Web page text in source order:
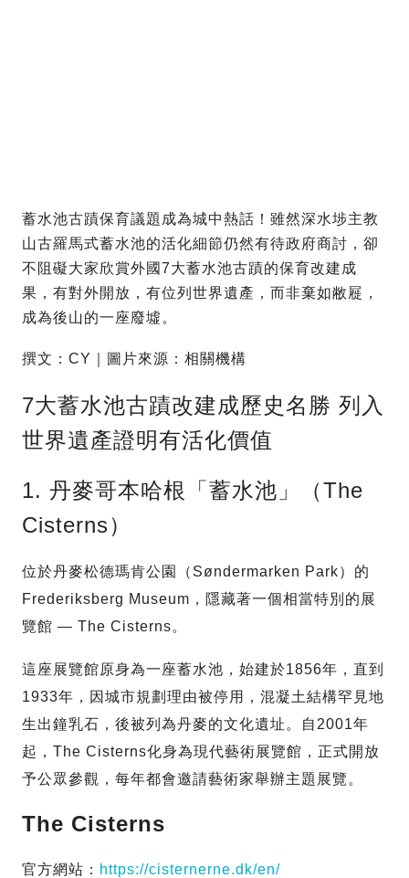
蓄水池古蹟保育議題成為城中熱話！雖然深水埗主教
山古羅馬式蓄水池的活化細節仍然有待政府商討，卻
不阻礙大家欣賞外國7大蓄水池古蹟的保育改建成
果，有對外開放，有位列世界遺產，而非棄如敝屣，
成為後山的一座廢墟。
撰文：CY｜圖片來源：相關機構
7大蓄水池古蹟改建成歷史名勝 列入
世界遺產證明有活化價值
1. 丹麥哥本哈根「蓄水池」（The
Cisterns）
位於丹麥松德瑪肯公園（Søndermarken Park）的
Frederiksberg Museum，隱藏著一個相當特別的展
覽館 — The Cisterns。
這座展覽館原身為一座蓄水池，始建於1856年，直到
1933年，因城市規劃理由被停用，混凝土結構罕見地
生出鐘乳石，後被列為丹麥的文化遺址。自2001年
起，The Cisterns化身為現代藝術展覽館，正式開放
予公眾參觀，每年都會邀請藝術家舉辦主題展覽。
The Cisterns
官方網站： https://cisternerne.dk/en/